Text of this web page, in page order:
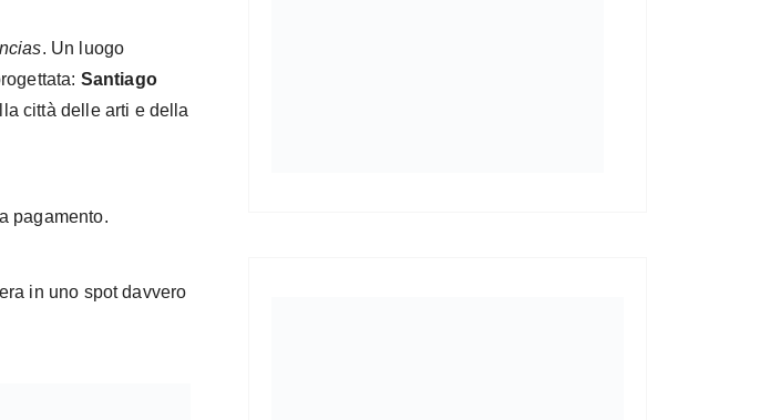
. Un luogo
Santiago
città delle arti e della
pagamento.
in uno spot davvero